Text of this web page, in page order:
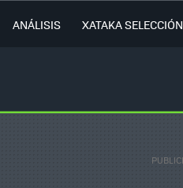
ANÁLISIS XATAKA SELECCIÓN